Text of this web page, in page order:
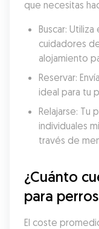
que necesitas
Buscar:
cuidadores
alojamiento
Reservar:
ideal para tu
Relajarse: Tu
individuales
través de
¿Cuánto
para
El coste